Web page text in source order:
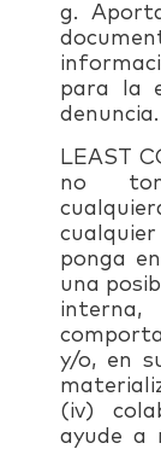
g.
para la
denuncia.
LEAST
no
ponga
una
interna,
y/o, en
(iv)
ayude a